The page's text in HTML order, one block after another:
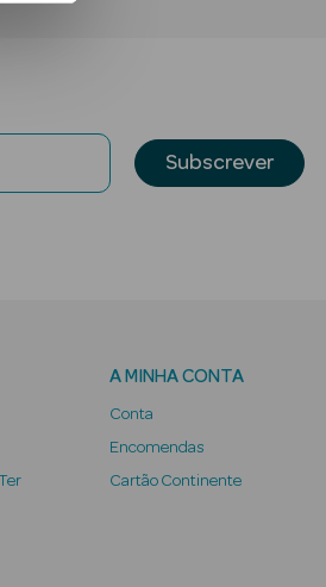
Subscrever
A MINHA CONTA
Conta
Encomendas
Cartão Continente